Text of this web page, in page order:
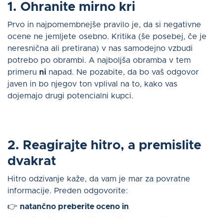
1. Ohranite mirno kri
Prvo in najpomembnejše pravilo je, da si negativne
ocene ne jemljete osebno. Kritika (še posebej, če je
neresnična ali pretirana) v nas samodejno vzbudi
potrebo po obrambi. A najboljša obramba v tem
primeru ni napad. Ne pozabite, da bo vaš odgovor
javen in bo njegov ton vplival na to, kako vas
dojemajo drugi potencialni kupci.
2. Reagirajte hitro, a premislite
dvakrat
Hitro odzivanje kaže, da vam je mar za povratne
informacije. Preden odgovorite:
👉 natančno preberite oceno in